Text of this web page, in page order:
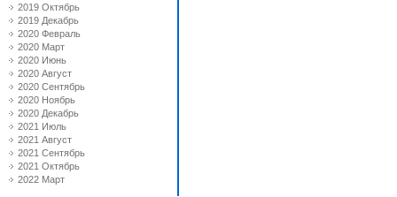
2019 Октябрь
2019 Декабрь
2020 Февраль
2020 Март
2020 Июнь
2020 Август
2020 Сентябрь
2020 Ноябрь
2020 Декабрь
2021 Июль
2021 Август
2021 Сентябрь
2021 Октябрь
2022 Март